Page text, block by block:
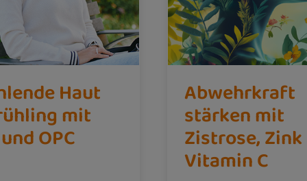
Haut
mit
OPC
Abwehrkraft
stärken mit
Zistrose,
Vitamin C